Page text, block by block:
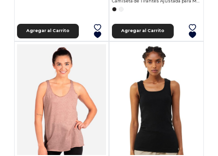
Agregar al Carrito Agregar al Carrito